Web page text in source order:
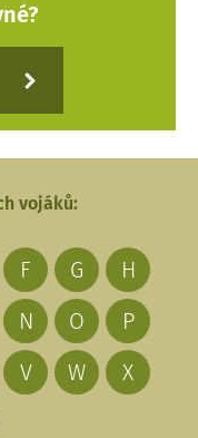
vojáků:
F G
H
N O
P
V W
X